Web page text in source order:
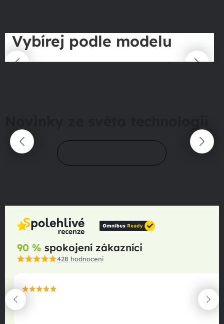
Vybírej podle modelu
90 % spokojení zákazníci
428 hodnocení
maximální spokojenost
22.06.2025